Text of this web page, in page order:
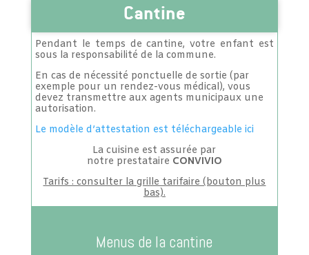
Cantine
Pendant le temps de cantine, votre enfant est
sous la responsabilité de la commune.
En cas de nécessité ponctuelle de sortie (par
exemple pour un rendez-vous médical), vous
devez transmettre aux agents municipaux une
autorisation.
Le modèle d’attestation est téléchargeable ici
La cuisine est assurée par
notre prestataire CONVIVIO
Tarifs : consulter la grille tarifaire (bouton plus
bas).
Menus de la cantine